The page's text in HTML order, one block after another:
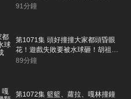
驚呼！
91分鐘
第1071集 頭好撞撞大家都頭昏眼
花！遊戲失敗要被水球砸！胡祖薇
救駕莎莎能否成功？
89分鐘
第1072集 籃籃、蘿拉、嘎林撞鐘